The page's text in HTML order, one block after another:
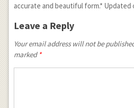
accurate and beautiful form.* Updated
Leave a Reply
Your email address will not be
marked *